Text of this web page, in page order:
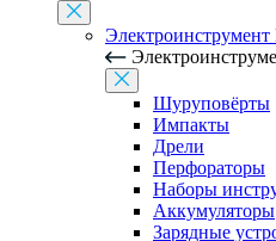
Шуруповёрты
Импакты
Дрели
Перфораторы
Наборы
Аккумуляторы
Зарядные